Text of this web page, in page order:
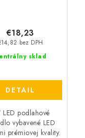
sklad
bez DPH
€18,23
DETAIL
LED podlahové
vybavené LED
prémiovej kvality.